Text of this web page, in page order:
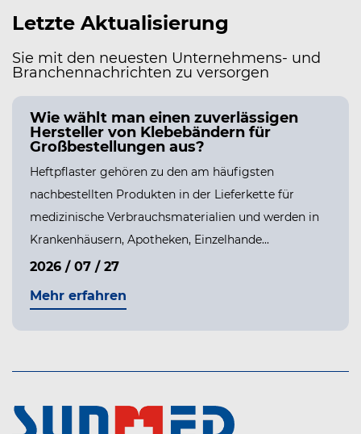
Letzte Aktualisierung
Sie mit den neuesten Unternehmens- und
Branchennachrichten zu versorgen
Wie wählt man einen zuverlässigen
Hersteller von Klebebändern für
Großbestellungen aus?
Heftpflaster gehören zu den am häufigsten
nachbestellten Produkten in der Lieferkette für
medizinische Verbrauchsmaterialien und werden in
Krankenhäusern, Apotheken, Einzelhande...
2026 / 07 / 27
Mehr erfahren